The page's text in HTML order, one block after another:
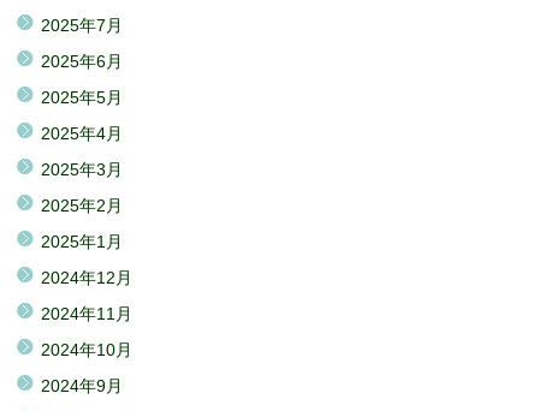
2025年7月
2025年6月
2025年5月
2025年4月
2025年3月
2025年2月
2025年1月
2024年12月
2024年11月
2024年10月
2024年9月